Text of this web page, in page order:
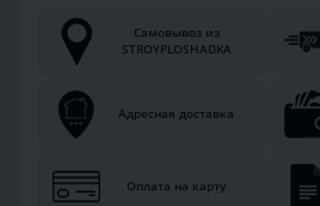
Самовывоз из
STROYPLOSHADKA
Адресная доставка
Оплата на карту